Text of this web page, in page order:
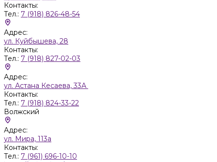
Контакты:
Тел.: 7 (918) 826-48-54
Адрес:
ул. Куйбышева, 28
Контакты:
Тел.: 7 (918) 827-02-03
Адрес:
ул. Астана Кесаева, 33А
Контакты:
Тел.: 7 (918) 824-33-22
Волжский
Адрес:
ул. Мира, 113а
Контакты:
Тел.: 7 (961) 696-10-10